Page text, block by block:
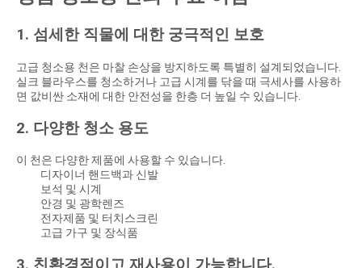
1. 섬세한 직물에 대한 궁극적인 보호
고급 청소용 천은 마찰 손상을 방지하도록 특별히 설계되었습니다.
실크 블라우스를 청소하거나 고급 시계를 닦을 때 극세사를 사용하
면 값비싼 소재에 대한 안전성을 한층 더 높일 수 있습니다.
2. 다양한 청소 용도
이 천은 다양한 제품에 사용할 수 있습니다.
디자이너 핸드백과 신발
보석 및 시계
안경 및 광학렌즈
전자제품 및 터치스크린
고급 가구 및 장식품